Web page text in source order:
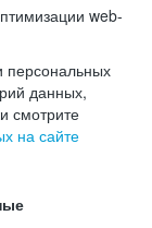
web-
персональных
данных,
смотрите
на сайте